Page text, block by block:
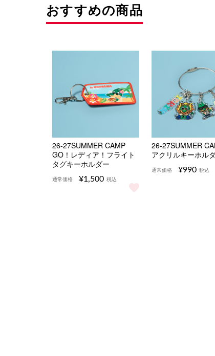
おすすめの商品
26-27SUMMER CAMP
GO！レディア！フライト
タグキーホルダー
通常価格 ¥1,500 税込
26-27SUMMER CAMP GO！レディア！フ
26-27SUMMER
アクリルキーホル
通常価格 ¥990 税込
26-27SUMMER